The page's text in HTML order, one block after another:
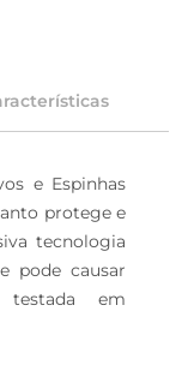
e Espinhas
protege e
tecnologia
pode causar
testada em